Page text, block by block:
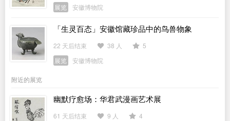
展览
安徽博物院
「生灵百态」安徽馆藏珍品中的鸟兽物象
22 天后结束 38 人
5
展览
安徽博物院
附近的展览
幽默疗愈场：华君武漫画艺术展
61 天后结束 9 人
4